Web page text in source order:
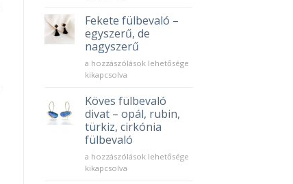
az
opál
fülbevaló
ragyogását
bejegyzéshez
Fekete fülbevaló –
egyszerű, de
nagyszerű
Fekete
fülbevaló
egyszerű,
de
nagyszerű
bejegyzéshez
a hozzászólások lehetősége
kikapcsolva
Köves fülbevaló
divat – opál, rubin,
türkiz, cirkónia
fülbevaló
Köves
fülbevaló
a hozzászólások lehetősége
kikapcsolva